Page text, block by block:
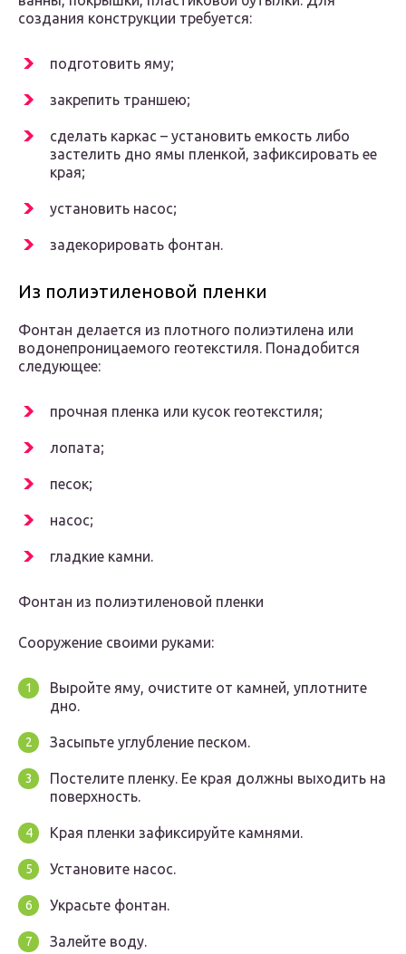
создания конструкции требуется:
подготовить яму;
закрепить траншею;
сделать каркас – установить емкость либо
застелить дно ямы пленкой, зафиксировать ее
края;
установить насос;
задекорировать фонтан.
Из полиэтиленовой пленки
Фонтан делается из плотного полиэтилена или
водонепроницаемого геотекстиля. Понадобится
следующее:
прочная пленка или кусок геотекстиля;
лопата;
песок;
насос;
гладкие камни.
Фонтан из полиэтиленовой пленки
Сооружение своими руками:
Выройте яму, очистите от камней, уплотните
дно.
Засыпьте углубление песком.
Постелите пленку. Ее края должны выходить на
поверхность.
Края пленки зафиксируйте камнями.
Установите насос.
Украсьте фонтан.
Залейте воду.